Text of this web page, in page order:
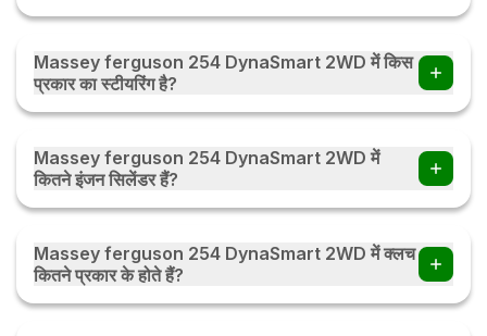
Massey ferguson 254 DynaSmart 2WD में Oil Immersed
Massey ferguson 254 DynaSmart 2WD में किस
प्रकार का स्टीयरिंग है?
Massey ferguson 254 DynaSmart 2WD में Power Steering
Massey ferguson 254 DynaSmart 2WD में
कितने इंजन सिलेंडर हैं?
Massey ferguson 254 DynaSmart 2WD में 3 इंजन सिलेंडर हैं।
Massey ferguson 254 DynaSmart 2WD में क्लच
कितने प्रकार के होते हैं?
Massey ferguson 254 DynaSmart 2WD में क्लच Dual Clutch